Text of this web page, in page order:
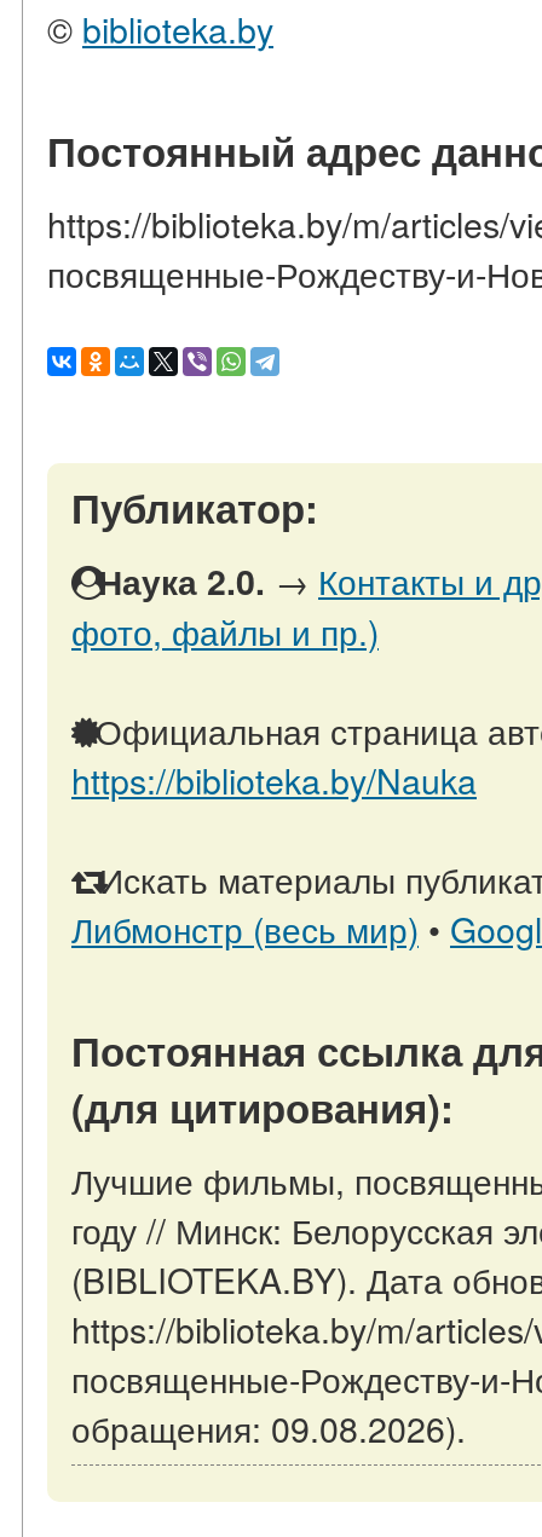
© biblioteka.by
Постоянный адрес
https://biblioteka.by/m/articles/
посвященные-Рождеству-и-
Публикатор:
Наука 2.0. → Контакты и
фото, файлы и пр.)
Официальная страница
https://biblioteka.by/Nauka
Искать материалы
Либмонстр (весь мир) •
Постоянная ссылка
(для цитирования):
Лучшие фильмы,
году // Минск: Белорусская
(BIBLIOTEKA.BY). Дата
https://biblioteka.by/m/
посвященные-Рождеству-и-
обращения: 09.08.2026).